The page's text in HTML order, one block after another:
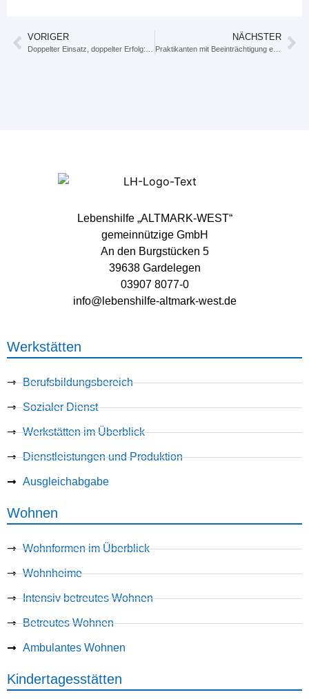
VORIGER NÄCHSTER
Praktikanten mit Beeinträchtigung erhalten spannende Einblicke in die Deponie Gardelegen
Lebenshilfe „ALTMARK-WEST“
gemeinnützige GmbH
An den Burgstücken 5
39638 Gardelegen
03907 8077-0
info@lebenshilfe-altmark-west.de
Werkstätten
Berufsbildungsbereich
Sozialer Dienst
Werkstätten im Überblick
Dienstleistungen und Produktion
Ausgleichabgabe
Wohnen
Wohnformen im Überblick
Wohnheime
Intensiv betreutes Wohnen
Betreutes Wohnen
Ambulantes Wohnen
Kindertagesstätten